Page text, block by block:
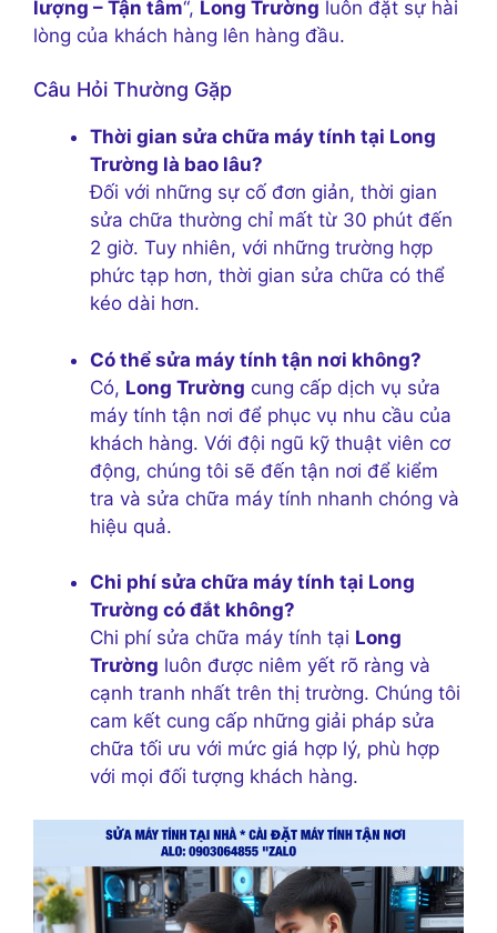
lượng – Tận tâm“, Long Trường luôn đặt sự hài
lòng của khách hàng lên hàng đầu.
Câu Hỏi Thường Gặp
Thời gian sửa chữa máy tính tại Long
Trường là bao lâu?
Đối với những sự cố đơn giản, thời gian
sửa chữa thường chỉ mất từ 30 phút đến
2 giờ. Tuy nhiên, với những trường hợp
phức tạp hơn, thời gian sửa chữa có thể
kéo dài hơn.
Có thể sửa máy tính tận nơi không?
Có, Long Trường cung cấp dịch vụ sửa
máy tính tận nơi để phục vụ nhu cầu của
khách hàng. Với đội ngũ kỹ thuật viên cơ
động, chúng tôi sẽ đến tận nơi để kiểm
tra và sửa chữa máy tính nhanh chóng và
hiệu quả.
Chi phí sửa chữa máy tính tại Long
Trường có đắt không?
Chi phí sửa chữa máy tính tại Long
Trường luôn được niêm yết rõ ràng và
cạnh tranh nhất trên thị trường. Chúng tôi
cam kết cung cấp những giải pháp sửa
chữa tối ưu với mức giá hợp lý, phù hợp
với mọi đối tượng khách hàng.